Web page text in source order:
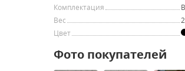
Комплектация
Вес
Цвет
Фото покупателей